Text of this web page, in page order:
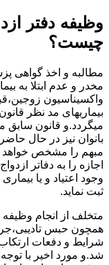
وظیفه دفتر
چیست؟
مطالبه و اخذ گواهی
مخدر و عدم ابتلا به
بیماریهای مد نظر
میگردد.و قانون سابق
بانوان نیز در حال
مبهم را مشخص خواهد
اجازه را به دفاتر
وجود اعتیاد و یا
ثبت نماید.
متخلف از انجام وظیفه
همچون حبس
شرایط و دفعات
شد.و مورد اخیر با